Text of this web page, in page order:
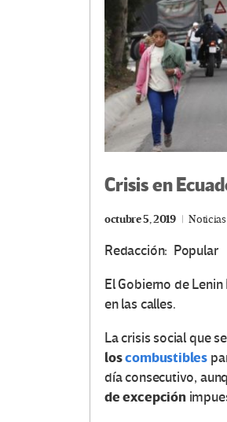
Crisis en
octubre 5, 2019 Noticias
Redacción: Popular
El Gobierno de
en las calles.
La crisis social que
loscombustibles
día consecutivo,
de excepción